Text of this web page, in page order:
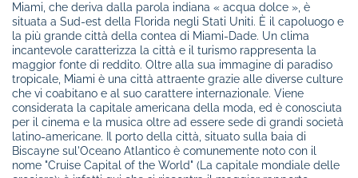
Miami, che deriva dalla parola indiana « acqua dolce », è
situata a Sud-est della Florida negli Stati Uniti. È il capoluogo e
la più grande città della contea di Miami-Dade. Un clima
incantevole caratterizza la città e il turismo rappresenta la
maggior fonte di reddito. Oltre alla sua immagine di paradiso
tropicale, Miami è una città attraente grazie alle diverse culture
che vi coabitano e al suo carattere internazionale. Viene
considerata la capitale americana della moda, ed è conosciuta
per il cinema e la musica oltre ad essere sede di grandi società
latino-americane. Il porto della città, situato sulla baia di
Biscayne sul'Oceano Atlantico è comunemente noto con il
nome "Cruise Capital of the World" (La capitale mondiale delle